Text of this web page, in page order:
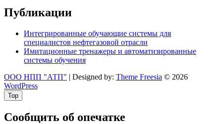
Публикации
Интегрированные обучающие системы для
специалистов нефтегазовой отрасли
Имитационные тренажеры и автоматизированные
системы обучения
ООО НПП "АТП" | Designed by: Theme Freesia © 2026
WordPress
Top
Сообщить об опечатке